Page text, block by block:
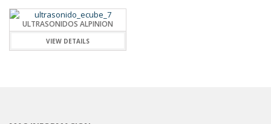
ULTRASONIDOS ALPINION
VIEW DETAILS